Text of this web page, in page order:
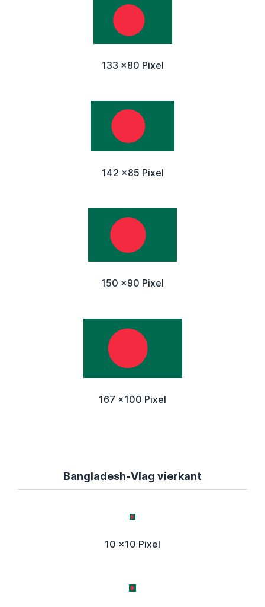
133 x80 Pixel
142 x85 Pixel
150 x90 Pixel
167 x100 Pixel
Bangladesh-Vlag vierkant
10 x10 Pixel